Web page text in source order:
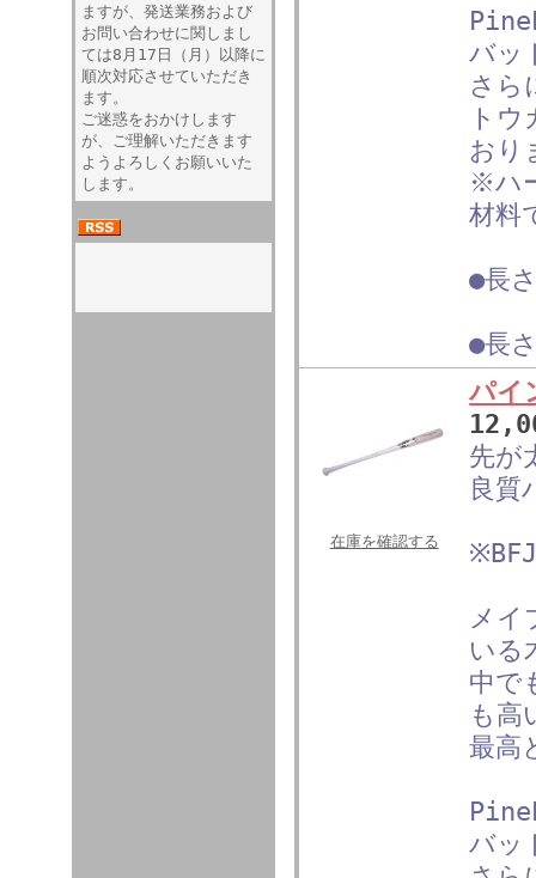
ますが、発送業務および
お問い合わせに関しまし
ては8月17日（月）以降に
順次対応させていただき
ます。
ご迷惑をおかけします
が、ご理解いただきます
ようよろしくお願いいた
します。
バッ
さら
ト
おり
※ハ
材料
●長
●長
在庫を確認する
パイ
先が
良質
メイ
いる
中で
も高
最高
バッ